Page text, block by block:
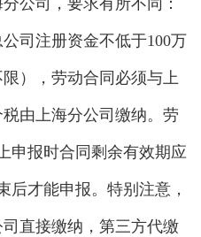
司，要求有所不同：
司注册资金不低于100万
），劳动合同必须与上
由上海分公司缴纳。劳
申报时合同剩余有效期应
后才能申报。特别注意，
直接缴纳，第三方代缴